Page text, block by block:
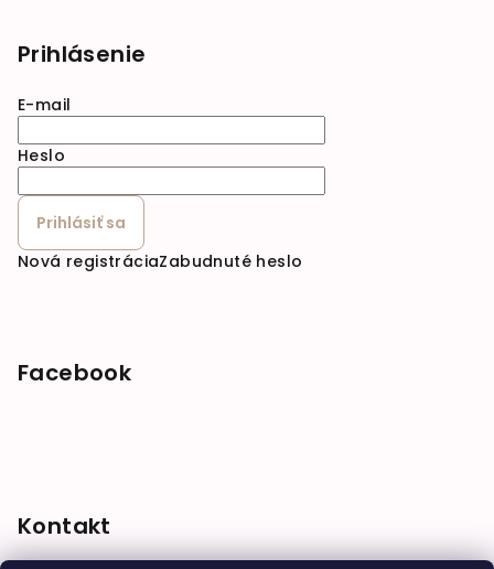
Prihlásenie
E-mail
Heslo
Prihlásiť sa
Nová registráciaZabudnuté heslo
Facebook
Kontakt